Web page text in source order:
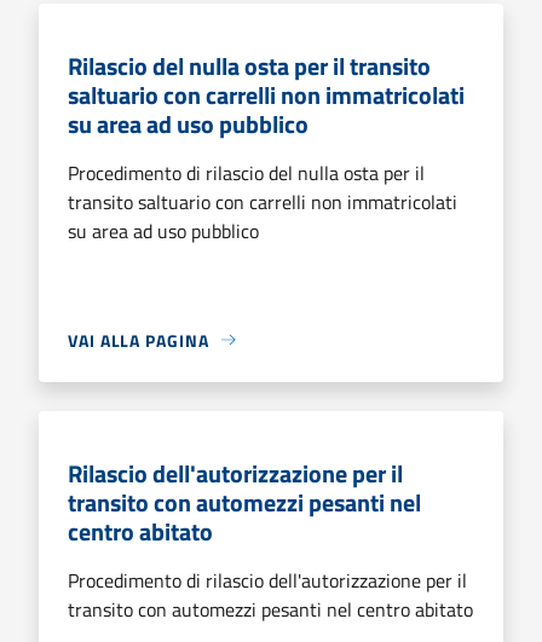
Rilascio del nulla osta per il transito
saltuario con carrelli non immatricolati
su area ad uso pubblico
Procedimento di rilascio del nulla osta per il
transito saltuario con carrelli non immatricolati
su area ad uso pubblico
VAI ALLA PAGINA
Rilascio dell'autorizzazione per il
transito con automezzi pesanti nel
centro abitato
Procedimento di rilascio dell'autorizzazione per il
transito con automezzi pesanti nel centro abitato